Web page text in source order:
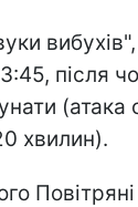
після
(атака
хвилин).